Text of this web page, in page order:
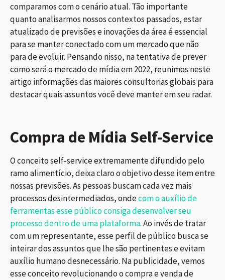
comparamos com o cenário atual. Tão importante
quanto analisarmos nossos contextos passados, estar
atualizado de previsões e inovações da área é essencial
para se manter conectado com um mercado que não
para de evoluir. Pensando nisso, na tentativa de prever
como será o mercado de mídia em 2022, reunimos neste
artigo informações das maiores consultorias globais para
destacar quais assuntos você deve manter em seu radar.
Compra de Mídia Self-Service
O conceito self-service extremamente difundido pelo
ramo alimentício, deixa claro o objetivo desse item entre
nossas previsões. As pessoas buscam cada vez mais
processos desintermediados, ondecom o auxílio de
ferramentas esse público consiga desenvolver seu
processo dentro de uma plataforma. Ao invés de tratar
com um representante, esse perfil de público busca se
inteirar dos assuntos que lhe são pertinentes e evitam
auxílio humano desnecessário. Na publicidade, vemos
esse conceito revolucionando o compra e venda de